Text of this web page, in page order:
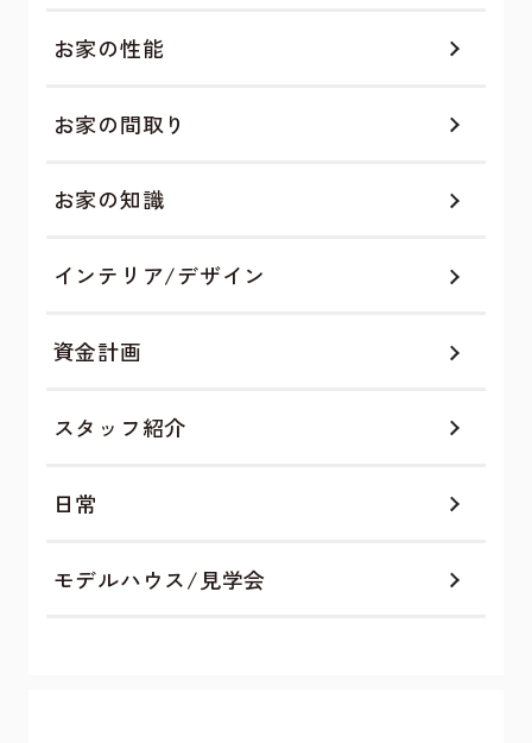
お家の性能
お家の間取り
お家の知識
インテリア/デザイン
資金計画
スタッフ紹介
日常
モデルハウス/見学会